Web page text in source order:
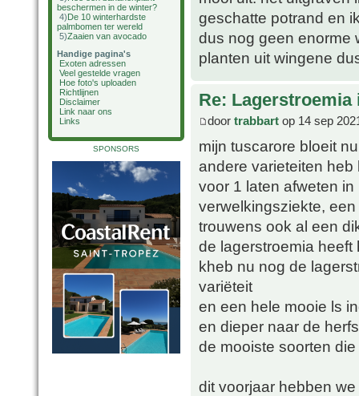
beschermen in de winter?
4)De 10 winterhardste
palmbomen ter wereld
5)Zaaien van avocado
Handige pagina's
Exoten adressen
Veel gestelde vragen
Hoe foto's uploaden
Richtlijnen
Disclaimer
Link naar ons
Links
SPONSORS
geschatte potrand en
dus nog geen enorme
planten uit wingene
Re:
door trabbart op 14 sep
mijn tuscarore bloeit
andere varieteiten
voor 1 laten afweten
verwelkingsziekte,
trouwens ook al een
de lagerstroemia heeft
kheb nu nog de
variëteit
en een hele mooie ls
en dieper naar de
de mooiste soorten
dit voorjaar hebben